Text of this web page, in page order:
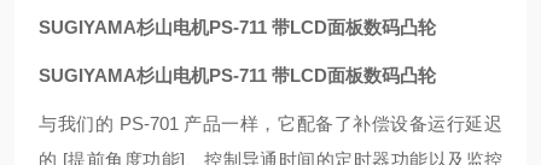
SUGIYAMA杉山电机PS-711 带LCD面板数码凸轮
SUGIYAMA杉山电机PS-711 带LCD面板数码凸轮
与我们的 PS-701 产品一样，它配备了补偿设备运行延迟
的 [提前角度功能]、控制导通时间的定时器功能以及监控